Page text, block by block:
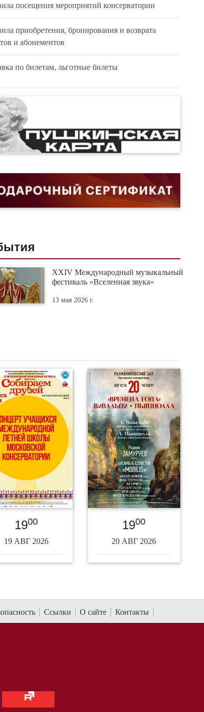
посещения мероприятий консерватории
приобретения, бронирования и возврата
и абонементов
по билетам, льготные билеты
XXIV Международный музыкальный
фестиваль «Вселенная звука»
13 мая 2026 г.
1900
19 АВГ 2026
1900
20 АВГ 2026
Ссылки О сайте Контакты